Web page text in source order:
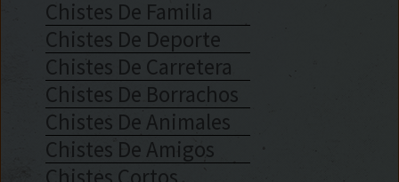
Chistes De Familia
Chistes De Deporte
Chistes De Carretera
Chistes De Borrachos
Chistes De Animales
Chistes De Amigos